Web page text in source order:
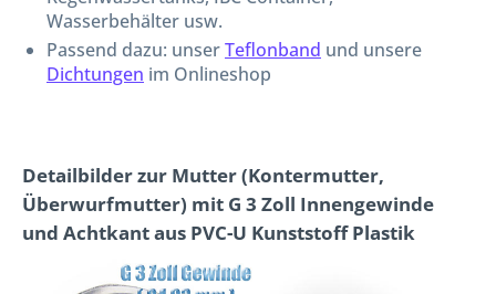
Wasserbehälter usw.
Passend dazu: unserTeflonband und unsere
Dichtungen im Onlineshop
Detailbilder zur Mutter (Kontermutter,
Überwurfmutter) mit G 3 Zoll Innengewinde
und Achtkant aus PVC-U Kunststoff Plastik